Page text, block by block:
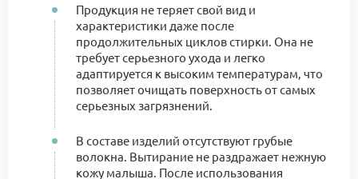
Продукция не теряет свой вид и
характеристики даже после
продолжительных циклов стирки. Она не
требует серьезного ухода и легко
адаптируется к высоким температурам, что
позволяет очищать поверхность от самых
серьезных загрязнений.
В составе изделий отсутствуют грубые
волокна. Вытирание не раздражает нежную
кожу малыша. После использования